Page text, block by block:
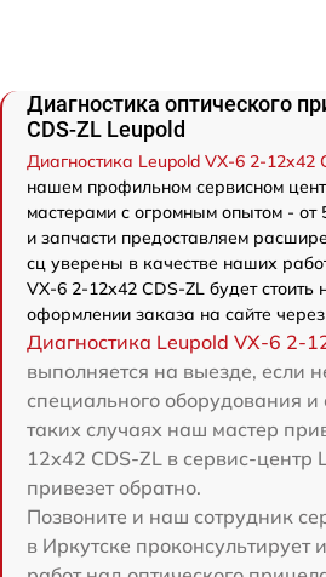
Диагностика оптического
CDS-ZL Leupold
Диагностика Leupold VX-6 2-12x42
нашем профильном сервисном
мастерами с огромным опытом - от
и запчасти предоставляем
сц уверены в качестве наших
VX-6 2-12x42 CDS-ZL будет
оформлении заказа на сайте
Диагностика Leupold VX-6 2-
выполняется на выезде, если
специального оборудования
таких случаях наш мастер
12x42 CDS-ZL в сервис-центр
привезет обратно.
Позвоните и наш сотрудник
в Иркутске проконсультирует